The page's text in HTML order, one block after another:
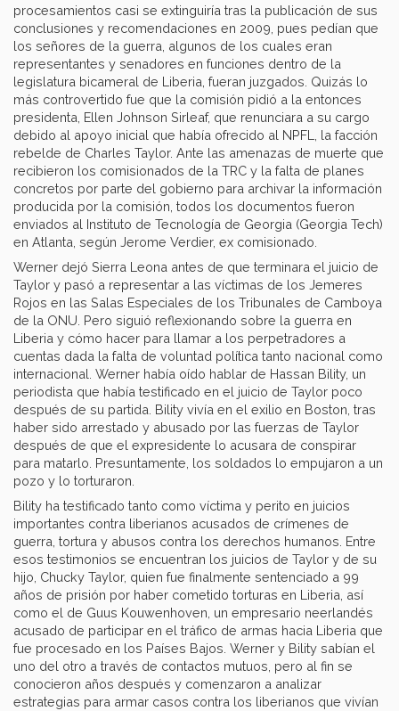
procesamientos casi se extinguiría tras la publicación de sus
conclusiones y recomendaciones en 2009, pues pedían que
los señores de la guerra, algunos de los cuales eran
representantes y senadores en funciones dentro de la
legislatura bicameral de Liberia, fueran juzgados. Quizás lo
más controvertido fue que la comisión pidió a la entonces
presidenta, Ellen Johnson Sirleaf, que renunciara a su cargo
debido al apoyo inicial que había ofrecido al NPFL, la facción
rebelde de Charles Taylor. Ante las amenazas de muerte que
recibieron los comisionados de la TRC y la falta de planes
concretos por parte del gobierno para archivar la información
producida por la comisión, todos los documentos fueron
enviados al Instituto de Tecnología de Georgia (Georgia Tech)
en Atlanta, según Jerome Verdier, ex comisionado.
Werner dejó Sierra Leona antes de que terminara el juicio de
Taylor y pasó a representar a las víctimas de los Jemeres
Rojos en las Salas Especiales de los Tribunales de Camboya
de la ONU. Pero siguió reflexionando sobre la guerra en
Liberia y cómo hacer para llamar a los perpetradores a
cuentas dada la falta de voluntad política tanto nacional como
internacional. Werner había oído hablar de Hassan Bility, un
periodista que había testificado en el juicio de Taylor poco
después de su partida. Bility vivía en el exilio en Boston, tras
haber sido arrestado y abusado por las fuerzas de Taylor
después de que el expresidente lo acusara de conspirar
para matarlo. Presuntamente, los soldados lo empujaron a un
pozo y lo torturaron.
Bility ha testificado tanto como víctima y perito en juicios
importantes contra liberianos acusados de crímenes de
guerra, tortura y abusos contra los derechos humanos. Entre
esos testimonios se encuentran los juicios de Taylor y de su
hijo, Chucky Taylor, quien fue finalmente sentenciado a 99
años de prisión por haber cometido torturas en Liberia, así
como el de Guus Kouwenhoven, un empresario neerlandés
acusado de participar en el tráfico de armas hacia Liberia que
fue procesado en los Países Bajos. Werner y Bility sabían el
uno del otro a través de contactos mutuos, pero al fin se
conocieron años después y comenzaron a analizar
estrategias para armar casos contra los liberianos que vivían